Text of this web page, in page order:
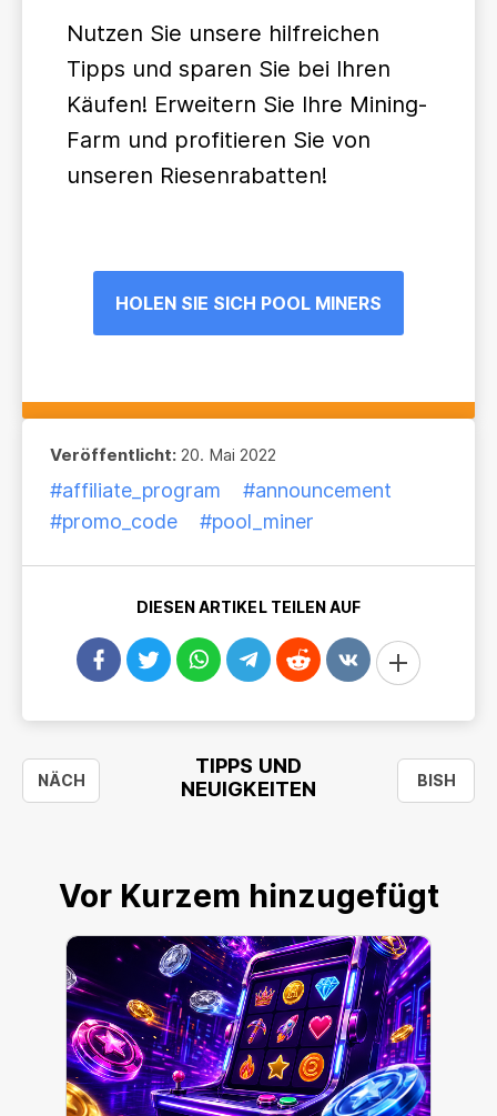
Nutzen Sie unsere hilfreichen
Tipps und sparen Sie bei Ihren
Käufen! Erweitern Sie Ihre Mining-
Farm und profitieren Sie von
unseren Riesenrabatten!
HOLEN SIE SICH POOL MINERS
Veröffentlicht: 20. Mai 2022
#affiliate_program
#announcement
#promo_code
#pool_miner
DIESEN ARTIKEL TEILEN AUF
NÄCH
TIPPS UND
NEUIGKEITEN
BISH
Vor Kurzem hinzugefügt